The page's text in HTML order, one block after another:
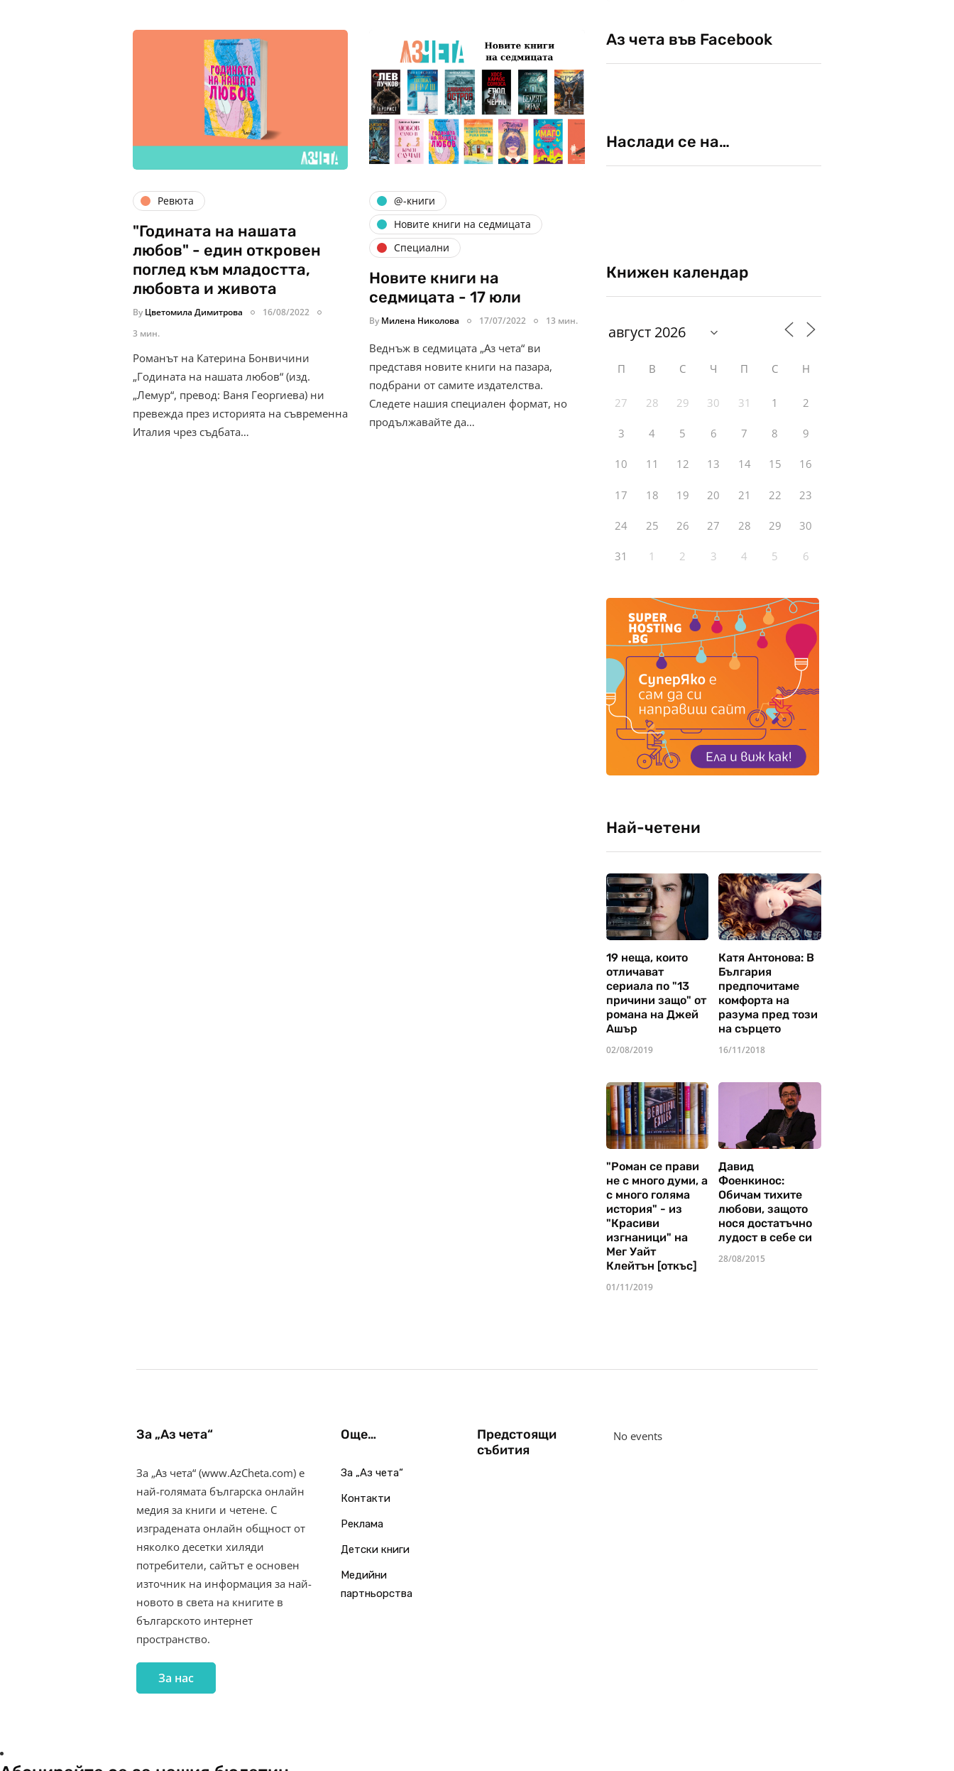
Ревюта
"Годината на нашата
любов" - един откровен
поглед към младостта,
любовта и живота
By Цветомила Димитрова
16/08/2022
3 мин.
Романът на Катерина Бонвичини
„Годината на нашата любов“ (изд.
„Лемур“, превод: Ваня Георгиева) ни
превежда през историята на съвременна
Италия чрез съдбата…
@-книги
Новите книги на седмицата
Специални
Новите книги на
седмицата - 17 юли
By Милена Николова 17/07/2022 13 мин.
Веднъж в седмицата „Аз чета“ ви
представя новите книги на пазара,
подбрани от самите издателства.
Следете нашия специален формат, но
продължавайте да…
Аз чета във Facebook
Наслади се на…
Книжен календар
П В С Ч П С Н
27 28 29 30 31 1 2
3 4 5 6 7 8 9
10 11 12 13 14 15 16
17 18 19 20 21 22 23
24 25 26 27 28 29 30
31 1 2 3 4 5 6
Най-четени
19 неща, които
отличават
сериала по "13
причини защо" от
романа на Джей
Ашър
02/08/2019
Катя Антонова: В
България
предпочитаме
комфорта на
разума пред този
на сърцето
16/11/2018
"Роман се прави
не с много думи, а
с много голяма
история" - из
"Красиви
изгнаници" на
Мег Уайт
Клейтън [откъс]
01/11/2019
Давид
Фоенкинос:
Обичам тихите
любови, защото
нося достатъчно
лудост в себе си
28/08/2015
За „Аз чета“
За „Аз чета“ (www.AzCheta.com) е
най-голямата българска онлайн
медия за книги и четене. С
изградената онлайн общност от
няколко десетки хиляди
потребители, сайтът е основен
източник на информация за най-
новото в света на книгите в
българското интернет
пространство.
За нас
Още…
За „Аз чета“
Контакти
Реклама
Детски книги
Медийни
партньорства
Предстоящи
събития
No events